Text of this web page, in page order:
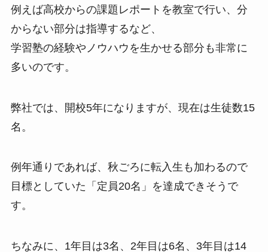
例えば高校からの課題レポートを教室で行い、分
からない部分は指導するなど、
学習塾の経験やノウハウを生かせる部分も非常に
多いのです。
弊社では、開校5年になりますが、現在は生徒数15
名。
例年通りであれば、秋ごろに転入生も加わるので
目標としていた「定員20名」を達成できそうで
す。
ちなみに、1年目は3名、2年目は6名、3年目は14